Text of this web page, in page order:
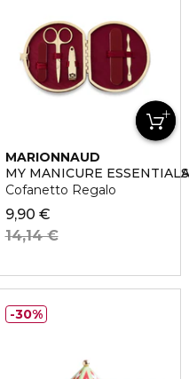
ULTRA NERO +
MARIONNAUD
MY MANICURE ESSENTIALS
Cofanetto Regalo
9,90 €
14,14 €
30%